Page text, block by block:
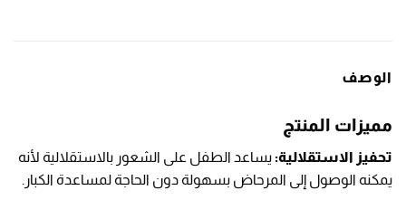
الوصف
مميزات المنتج
تحفيز الاستقلالية: يساعد الطفل على الشعور بالاستقلالية لأنه
يمكنه الوصول إلى المرحاض بسهولة دون الحاجة لمساعدة الكبار.